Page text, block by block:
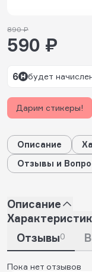
890 ₽
590 ₽
6 будет
Дарим стикеры!
Описание
Отзывы и
Описание
Отзывы0
Пока нет отзывов